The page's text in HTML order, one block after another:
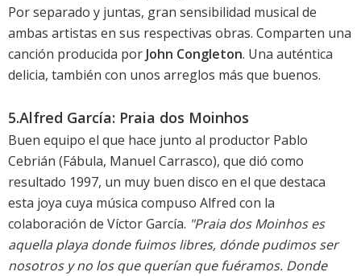
Por separado y juntas, gran sensibilidad musical de
ambas artistas en sus respectivas obras. Comparten una
canción producida por John Congleton. Una auténtica
delicia, también con unos arreglos más que buenos.
5.Alfred García: Praia dos Moinhos
Buen equipo el que hace junto al productor Pablo
Cebrián (Fábula, Manuel Carrasco), que dió como
resultado 1997, un muy buen disco en el que destaca
esta joya cuya música compuso Alfred con la
colaboración de Víctor García. "Praia dos Moinhos es
aquella playa donde fuimos libres, dónde pudimos ser
nosotros y no los que querían que fuéramos. Donde